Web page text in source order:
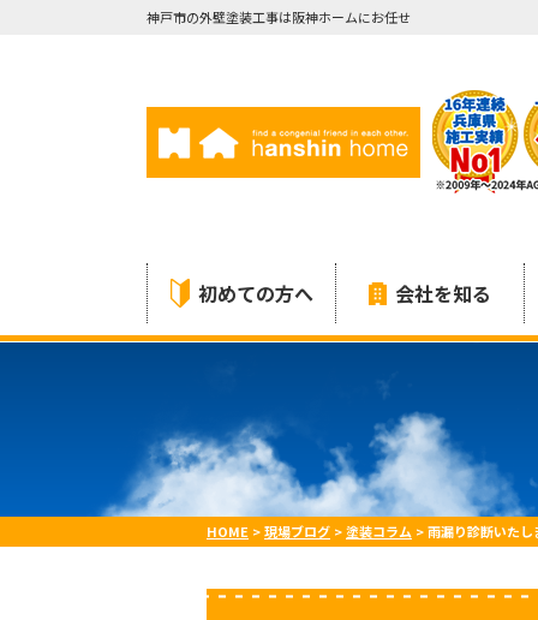
神戸市の外壁塗装工事は阪神ホームにお任せ
初めての方へ 会社を知る
HOME >現場ブログ >塗装コラム >雨漏り診断いたし